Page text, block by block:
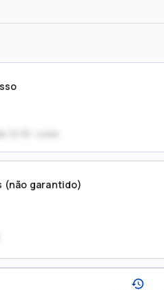
12:15 - Livre
(não garantido)